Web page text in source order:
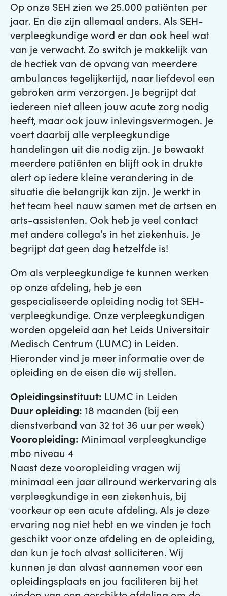
Op onze SEH zien we 25.000 patiënten per
jaar. En die zijn allemaal anders. Als SEH-
verpleegkundige word er dan ook heel wat
van je verwacht. Zo switch je makkelijk van
de hectiek van de opvang van meerdere
ambulances tegelijkertijd, naar liefdevol een
gebroken arm verzorgen. Je begrijpt dat
iedereen niet alleen jouw acute zorg nodig
heeft, maar ook jouw inlevingsvermogen. Je
voert daarbij alle verpleegkundige
handelingen uit die nodig zijn. Je bewaakt
meerdere patiënten en blijft ook in drukte
alert op iedere kleine verandering in de
situatie die belangrijk kan zijn. Je werkt in
het team heel nauw samen met de artsen en
arts-assistenten. Ook heb je veel contact
met andere collega’s in het ziekenhuis. Je
begrijpt dat geen dag hetzelfde is!
Om als verpleegkundige te kunnen werken
op onze afdeling, heb je een
gespecialiseerde opleiding nodig tot SEH-
verpleegkundige. Onze verpleegkundigen
worden opgeleid aan het Leids Universitair
Medisch Centrum (LUMC) in Leiden.
Hieronder vind je meer informatie over de
opleiding en de eisen die wij stellen.
Opleidingsinstituut: LUMC in Leiden
Duur opleiding: 18 maanden (bij een
dienstverband van 32 tot 36 uur per week)
Vooropleiding: Minimaal verpleegkundige
mbo niveau 4
Naast deze vooropleiding vragen wij
minimaal een jaar allround werkervaring als
verpleegkundige in een ziekenhuis, bij
voorkeur op een acute afdeling. Als je deze
ervaring nog niet hebt en we vinden je toch
geschikt voor onze afdeling en de opleiding,
dan kun je toch alvast solliciteren. Wij
kunnen je dan alvast aannemen voor een
opleidingsplaats en jou faciliteren bij het